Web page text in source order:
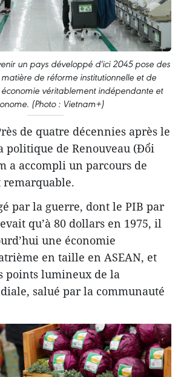
un pays développé d'ici 2045 pose des
de réforme institutionnelle et de
véritablement indépendante et
(Photo : Vietnam+)
de quatre décennies après le
politique de Renouveau (Đổi
a accompli un parcours de
remarquable.
par la guerre, dont le PIB par
qu’à 80 dollars en 1975, il
une économie
en taille en ASEAN, et
points lumineux de la
salué par la communauté